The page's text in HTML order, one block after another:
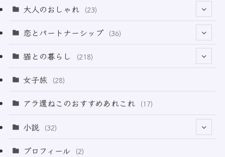
(32)
(50)
大人のおしゃれ (23)
(21)
(2)
恋とパートナーシップ (36)
(33)
(3)
猫との暮らし (218)
(21)
女子旅 (28)
アラ還ねこのおすすめあれこれ (17)
小説 (32)
プロフィール (2)